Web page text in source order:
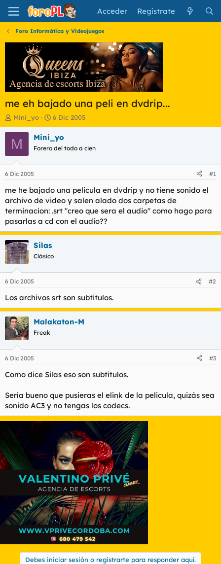
Acceder Regístrate
Foro Informática y Videojuegos
me eh bajado una peli en dvdrip...
I
n
i
c
a
d
o
r
e
l
t
e
m
a
Mini_yo
F
e
c
h
a
i
n
c
i
o
6 Dic 2005
M Mini_yo
Forero del todo a cien
6 Dic 2005 #1
me he bajado una pelicula en dvdrip y no tiene sonido el
archivo de video y salen alado dos carpetas de
terminacion: .srt "creo que sera el audio" como hago para
pasarlas a cd con el audio??
Silas
Clásico
6 Dic 2005 #2
Los archivos srt son subtitulos.
Malakaton-M
Freak
6 Dic 2005 #3
Como dice Silas eso son subtitulos.
Sería bueno que pusieras el elink de la pelicula, quizás sea
sonido AC3 y no tengas los codecs.
Debes iniciar sesión o registrarte para responder aquí.